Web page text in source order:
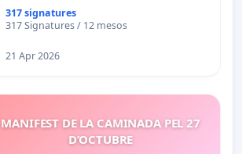
317 signatures
317 Signatures / 12 mesos
21 Apr 2026
MANIFEST DE LA CAMINADA PEL 27
D’OCTUBRE